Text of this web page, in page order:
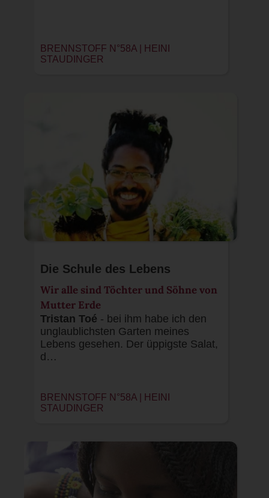
BRENNSTOFF N°58A |
HEINI
STAUDINGER
Die Schule des Lebens
Wir alle sind Töchter und Söhne von
Mutter Erde
Tristan Toé - bei ihm habe ich den
unglaublichsten Garten meines
Lebens gesehen. Der üppigste Salat,
d…
BRENNSTOFF N°58A |
HEINI
STAUDINGER